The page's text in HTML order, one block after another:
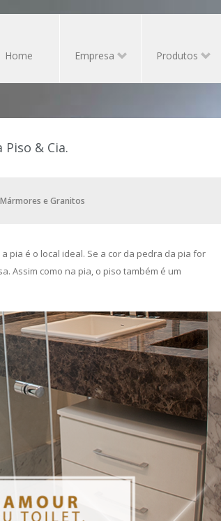
Produtos
Empresa
Home
& Cia.
e Granitos
pia é o local ideal. Se a cor da pedra da pia for
Assim como na pia, o piso também é um